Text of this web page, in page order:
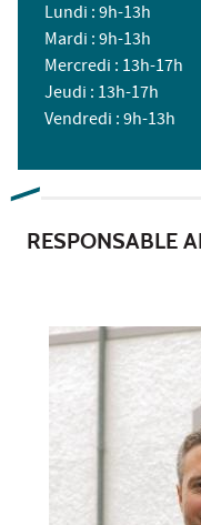
Lundi : 9h-13h
Mardi : 9h-13h
Mercredi : 13h-17h
Jeudi : 13h-17h
Vendredi : 9h-13h
RESPONSABLE